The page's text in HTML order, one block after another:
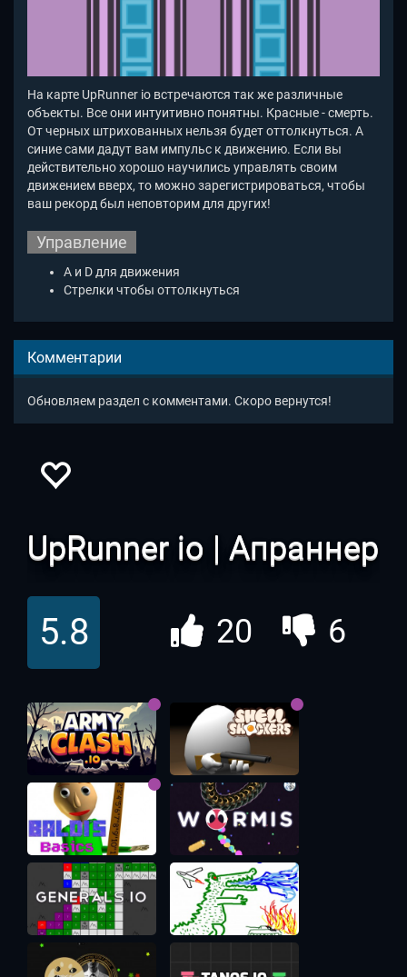
На карте UpRunner io встречаются так же различные
объекты. Все они интуитивно понятны. Красные - смерть.
От черных штрихованных нельзя будет оттолкнуться. А
синие сами дадут вам импульс к движению. Если вы
действительно хорошо научились управлять своим
движением вверх, то можно зарегистрироваться, чтобы
ваш рекорд был неповторим для других!
Управление
A и D для движения
Стрелки чтобы оттолкнуться
Комментарии
Обновляем раздел с комментами. Скоро вернутся!
UpRunner io | Апраннер
ио
5.8 20 6